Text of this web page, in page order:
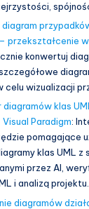
przekształcenie
konwertuj
celu wizualizacji
diagramów klas
Paradigm:
pomagające
klas UML z
przez AI,
i analizą projektu.
diagramów